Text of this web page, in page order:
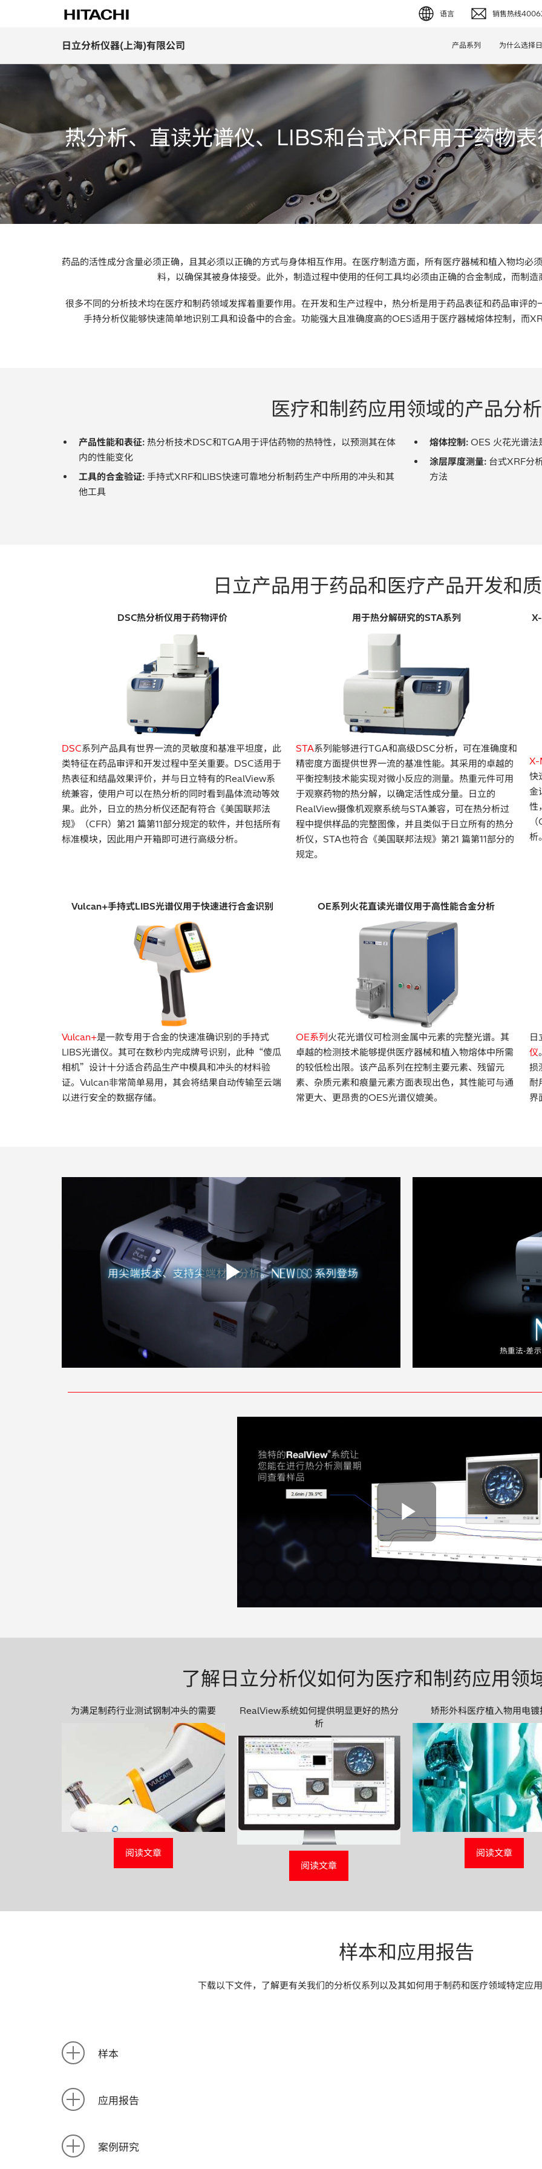
语言
English (EN)
简体字 (ZH)
日本語 (JP)
销售热线
日立分析仪器(上海)有限公司 产品系列 为什么选择
热分析、直读光谱仪、LIBS和台式XRF用于药物
药品的活性成分含量必须正确，且其必须以正确的方式与身体相互作用。在医疗制造方面，所有医疗器械和植入物均必
料，以确保其被身体接受。此外，制造过程中使用的任何工具均必须由正确的合金制成，而制
很多不同的分析技术均在医疗和制药领域发挥着重要作用。在开发和生产过程中，热分析是用于药品表征和药品审评
手持分析仪能够快速简单地识别工具和设备中的合金。功能强大且准确度高的OES适用于医疗器械熔体控制，而
医疗和制药应用领域的产品分析
产品性能和表征: 热分析技术DSC和TGA用于评估药物的热特性，以预测其在体
内的性能变化
工具的合金验证: 手持式XRF和LIBS快速可靠地分析制药生产中所用的冲头和其
他工具
熔体控制: OES 火花光谱法
涂层厚度测量:台式XRF分
方法
日立产品用于药品和医疗产品开发和
DSC热分析仪用于药物评价
DSC系列产品具有世界一流的灵敏度和基准平坦度，此
类特征在药品审评和开发过程中至关重要。DSC适用于
热表征和结晶效果评价，并与日立特有的RealView系
统兼容，使用户可以在热分析的同时看到晶体流动等效
果。此外，日立的热分析仪还配有符合《美国联邦法
规》（CFR）第21 篇第11部分规定的软件，并包括所有
标准模块，因此用户开箱即可进行高级分析。
用于热分解研究的STA系列
STA系列能够进行TGA和高级DSC分析，可在准确度和
精密度方面提供世界一流的基准性能。其采用的卓越的
平衡控制技术能实现对微小反应的测量。热重元件可用
于观察药物的热分解，以确定活性成分量。日立的
RealView摄像机观察系统与STA兼容，可在热分析过
程中提供样品的完整图像，并且类似于日立所有的热分
析仪，STA也符合《美国联邦法规》第21 篇第11部分的
规定。
X-
快
金
性
析
Vulcan+手持式LIBS光谱仪用于快速进行合金识别
Vulcan+是一款专用于合金的快速准确识别的手持式
LIBS光谱仪。其可在数秒内完成牌号识别，此种“傻瓜
相机”设计十分适合药品生产中模具和冲头的材料验
证。Vulcan非常简单易用，其会将结果自动传输至云端
以进行安全的数据存储。
OE系列火花直读光谱仪用于高性能合金分析
OE系列 火花光谱仪可检测金属中元素的完整光谱。其
卓越的检测技术能够提供医疗器械和植入物熔体中所需
的较低检出限。该产品系列在控制主要元素、残留元
素、杂质元素和痕量元素方面表现出色，其性能可与通
常更大、更昂贵的OES光谱仪媲美。
日
仪
损
耐
界
Play Video
Play
了解日立分析仪如何为医疗和制药应用领
为满足制药行业测试钢制冲头的需要
阅读文章
RealView系统如何提供明显更好的热分
析
阅读文章
矫形外科医疗植入物用电镀
阅读文章
样本和应用报告
下载以下文件，了解更有关我们的分析仪系列以及其如何用于制药和医疗领域特定应
样本
应用报告
案例研究